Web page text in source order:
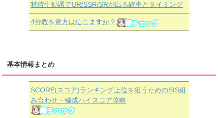
特待生勧誘でUR/SSR/SRが出る確率とタイミング
4分教を貴方は信じますか？
基本情報まとめ
SCORE(スコア)ランキング上位を狙うためのSIS組
み合わせ・編成ハイスコア攻略